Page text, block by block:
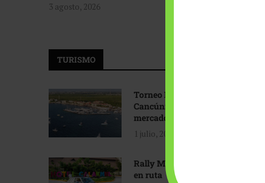
3 agosto, 2026
TURISMO
Torneo Internacional de Pesca
Cancún: Navegando hacia nuevos
mercados
1 julio, 2026
Rally Maya: Herencia automotriz
en ruta